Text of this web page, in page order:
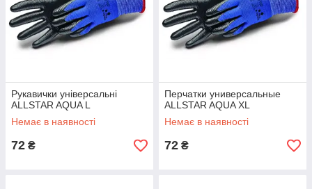
Рукавички універсальні
ALLSTAR AQUA L
Немає в наявності
72 ₴
Перчатки универсальные
ALLSTAR AQUA XL
Немає в наявності
72 ₴